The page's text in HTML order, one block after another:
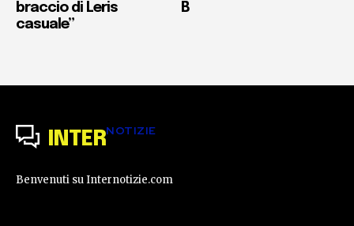
braccio di Leris
casuale”
B
INTERNOTIZIE
Benvenuti su Internotizie.com